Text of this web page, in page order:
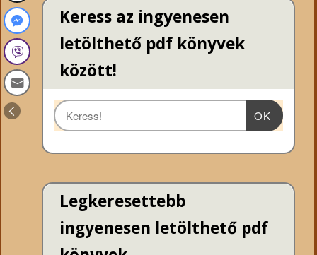
Keress az ingyenesen
letölthető pdf könyvek
között!
OK
Legkeresettebb
ingyenesen letölthető pdf